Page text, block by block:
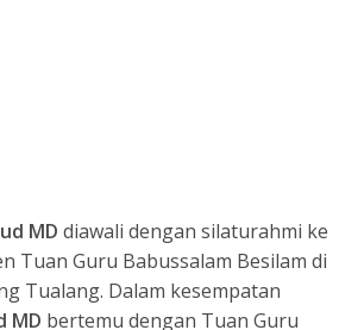
MD diawali dengan silaturahmi ke
Tuan Guru Babussalam Besilam di
Tualang. Dalam kesempatan
MD bertemu dengan Tuan Guru